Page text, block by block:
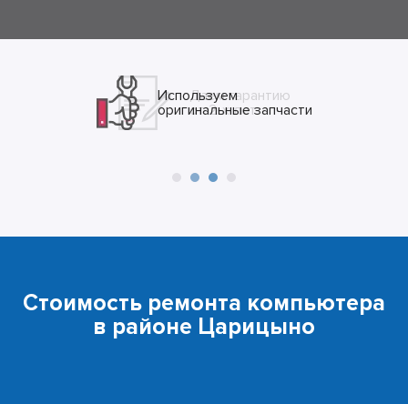
Даем гарантию
от 2-х лет
Стоимость ремонта компьютера
в районе Царицыно